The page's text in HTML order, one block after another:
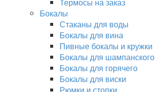
Бокалы
Стаканы для воды
Бокалы для вина
Пивные бокалы и кружки
Бокалы для шампанского
Бокалы для горячего
Бокалы для виски